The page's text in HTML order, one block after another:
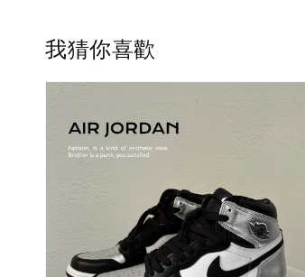
我猜你喜歡